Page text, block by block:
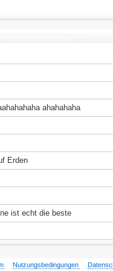
ahahahaha
Erden
ist echt die beste
Nutzungsbedingungen